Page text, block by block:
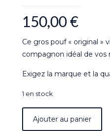
150,00€
Ce gros pouf « original »
compagnon idéal de
Exigez la marque et la
1 en stock
Ajouter au panier